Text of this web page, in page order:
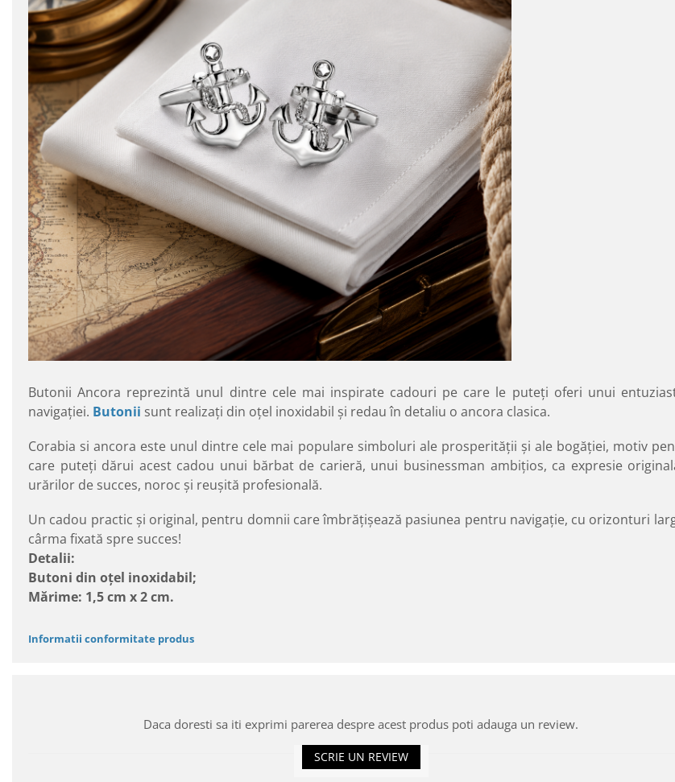
Butonii Ancora reprezintă unul dintre cele mai inspirate cadouri pe care le puteţi oferi unui
navigaţiei. Butonii sunt realizaţi din oţel inoxidabil şi redau în detaliu o ancora clasica.
Corabia si ancora este unul dintre cele mai populare simboluri ale prosperităţii şi ale bogăţiei, motiv
care puteţi dărui acest cadou unui bărbat de carieră, unui businessman ambiţios, ca expresie
urărilor de succes, noroc şi reuşită profesională.
Un cadou practic şi original, pentru domnii care îmbrăţişează pasiunea pentru navigaţie, cu orizonturi
cârma fixată spre succes!
Detalii:
Butoni din oţel inoxidabil;
Mărime: 1,5 cm x 2 cm.
Informatii conformitate produs
Daca doresti sa iti exprimi parerea despre acest produs poti adauga un review.
SCRIE UN REVIEW